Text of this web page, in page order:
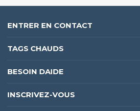
ENTRER EN CONTACT
TAGS CHAUDS
BESOIN DAIDE
INSCRIVEZ-VOUS